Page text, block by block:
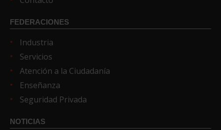
FEDERACIONES
Industria
Servicios
Atención a la Ciudadanía
Enseñanza
Seguridad Privada
NOTICIAS